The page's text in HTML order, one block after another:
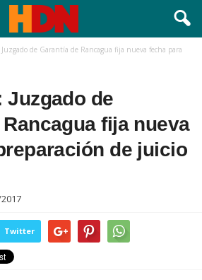
Juzgado de Garantía de Rancagua fija nueva fecha para
Juzgado de
fija nueva
de juicio
Twitter